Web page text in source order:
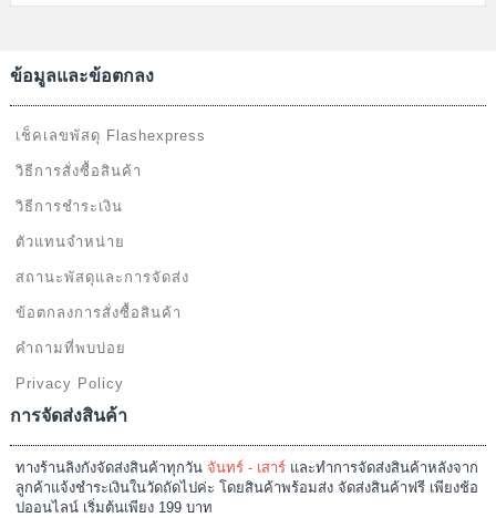
ข้อมูลและข้อตกลง
เช็คเลขพัสดุ Flashexpress
วิธีการสั่งซื้อสินค้า
วิธีการชำระเงิน
ตัวแทนจำหน่าย
สถานะพัสดุและการจัดส่ง
ข้อตกลงการสั่งซื้อสินค้า
คำถามที่พบบ่อย
Privacy Policy
การจัดส่งสินค้า
ทางร้านลิงกังจัดส่งสินค้าทุกวัน จันทร์ - เสาร์ และทำการจัดส่งสินค้าหลังจาก
ลูกค้าแจ้งชำระเงินในวัดถัดไปค่ะ โดยสินค้าพร้อมส่ง จัดส่งสินค้าฟรี เพียงช้อ
ปออนไลน์ เริ่มต้นเพียง 199 บาท